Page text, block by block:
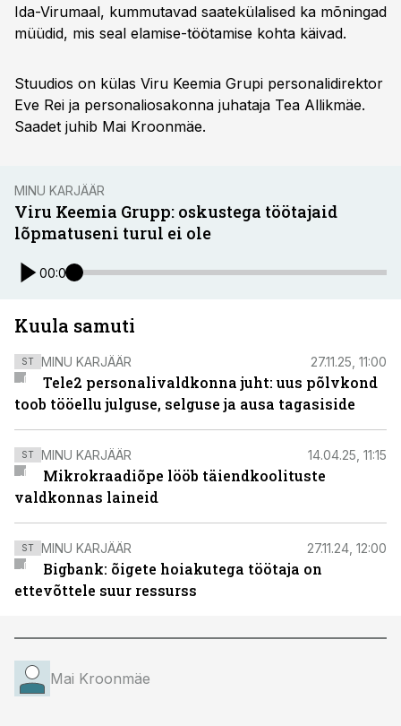
Ida-Virumaal, kummutavad saatekülalised ka mõningad
müüdid, mis seal elamise-töötamise kohta käivad.
Stuudios on külas Viru Keemia Grupi personalidirektor
Eve Rei ja personaliosakonna juhataja Tea Allikmäe.
Saadet juhib Mai Kroonmäe.
MINU KARJÄÄR
Viru Keemia Grupp: oskustega töötajaid
lõpmatuseni turul ei ole
00:00
Kuula samuti
ST MINU KARJÄÄR 27.11.25, 11:00
Tele2 personalivaldkonna juht: uus põlvkond
toob tööellu julguse, selguse ja ausa tagasiside
ST MINU KARJÄÄR 14.04.25, 11:15
Mikrokraadiõpe lööb täiendkoolituste
valdkonnas laineid
ST MINU KARJÄÄR 27.11.24, 12:00
Bigbank: õigete hoiakutega töötaja on
ettevõttele suur ressurss
Mai Kroonmäe